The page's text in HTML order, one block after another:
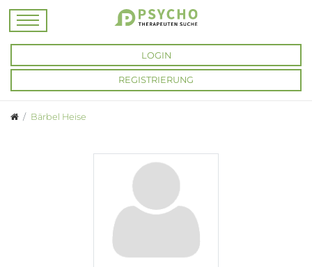
LOGIN
REGISTRIERUNG
Bärbel Heise